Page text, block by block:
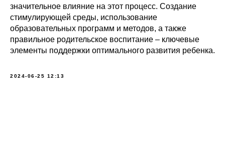
значительное влияние на этот процесс. Создание
стимулирующей среды, использование
образовательных программ и методов, а также
правильное родительское воспитание – ключевые
элементы поддержки оптимального развития ребенка.
2024-06-25 12:13